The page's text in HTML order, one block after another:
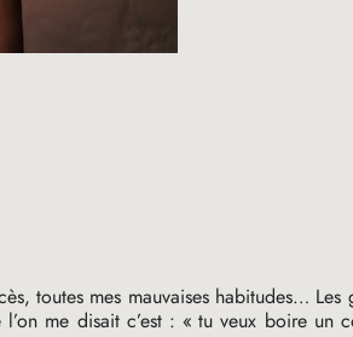
toutes mes mauvaises habitudes… Les
me disait c’est : « tu veux boire un